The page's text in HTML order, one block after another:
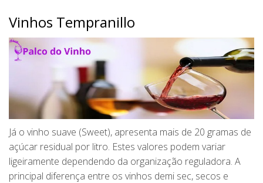
Vinhos Tempranillo
Já o vinho suave (Sweet), apresenta mais de 20 gramas de
açúcar residual por litro. Estes valores podem variar
ligeiramente dependendo da organização reguladora. A
principal diferença entre os vinhos demi sec, secos e